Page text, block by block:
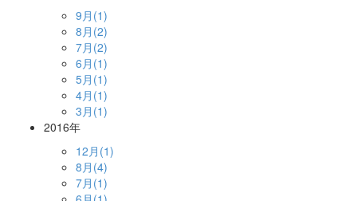
9月(1)
8月(2)
7月(2)
6月(1)
5月(1)
4月(1)
3月(1)
2016年
12月(1)
8月(4)
7月(1)